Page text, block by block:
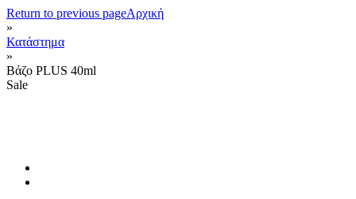
Return to previous pageΑρχική
»
Κατάστημα
»
Βάζο PLUS 40ml
Sale